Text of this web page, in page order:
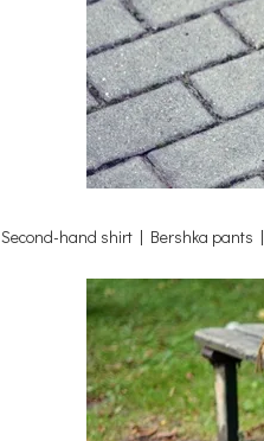
Second-hand shirt | Bershka pants |